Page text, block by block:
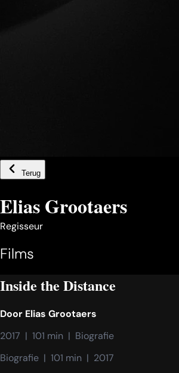
Terug
Elias Grootaers
Regisseur
Films
Inside the Distance
Door Elias Grootaers
2017  |  101 min  |  Biografie
Biografie  |  101 min  |  2017